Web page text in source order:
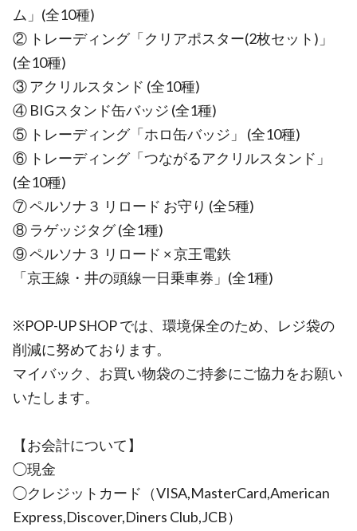
ム」(全10種)
② トレーディング「クリアポスター(2枚セット)」
(全10種)
③ アクリルスタンド (全10種)
④ BIGスタンド缶バッジ (全1種)
⑤ トレーディング「ホロ缶バッジ」 (全10種)
⑥ トレーディング「つながるアクリルスタンド」
(全10種)
⑦ ペルソナ３ リロード お守り (全5種)
⑧ ラゲッジタグ (全1種)
⑨ ペルソナ３ リロード × 京王電鉄
「京王線・井の頭線一日乗車券」(全1種)
※POP-UP SHOP では、環境保全のため、レジ袋の
削減に努めております。
マイバック、お買い物袋のご持参にご協力をお願い
いたします。
【お会計について】
◯現金
◯クレジットカード（VISA,MasterCard,American
Express,Discover,Diners Club,JCB）